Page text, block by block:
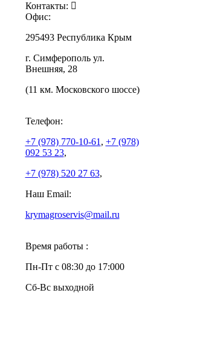
Контакты:
Офис:
295493 Республика Крым
г. Симферополь ул.
Внешняя, 28
(11 км. Московского шоссе)
Телефон:
+7 (978) 770-10-61 , +7 (978)
092 53 23,
+7 (978) 520 27 63,
Наш Email:
krymagroservis@mail.ru
Время работы :
Пн-Пт с 08:30 до 17:000
Сб-Вс выходной